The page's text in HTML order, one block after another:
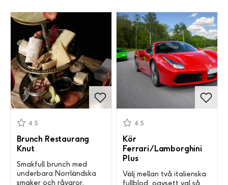
Brunch Restaurang
Knut
4.5
Smakfull brunch med
underbara Norrländska
smaker och råvaror.
Kör
Ferrari/Lamborghini
Plus
4.5
Välj mellan två italienska
fullblod, oavsett val så